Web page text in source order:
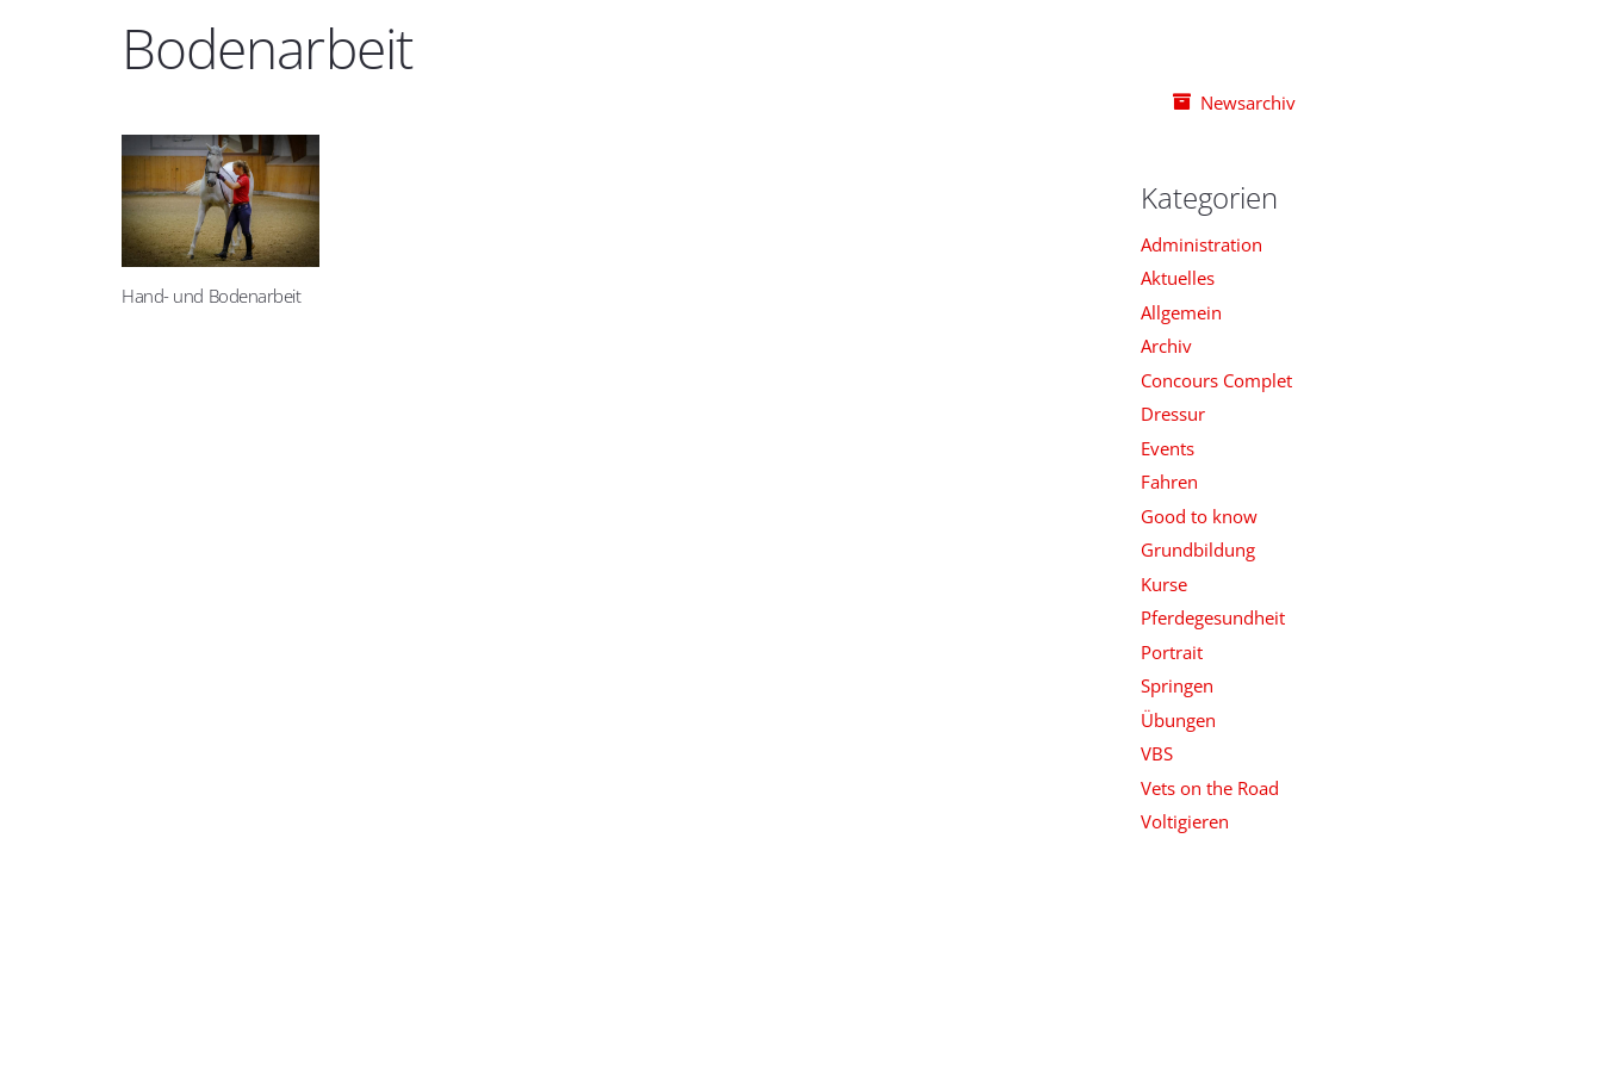
Bodenarbeit
Hand- und Bodenarbeit
Newsarchiv
Kategorien
Administration
Aktuelles
Allgemein
Archiv
Concours Complet
Dressur
Events
Fahren
Good to know
Grundbildung
Kurse
Pferdegesundheit
Portrait
Springen
Übungen
VBS
Vets on the Road
Voltigieren